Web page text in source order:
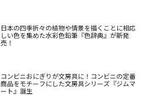
日本の四季折々の植物や情景を描くことに相応
しい色を集めた水彩色鉛筆『色辞典』が新発
売！
コンビニおにぎりが文房具に！コンビニの定番
商品をモチーフにした文房具シリーズ『ジムマ
ート』誕生